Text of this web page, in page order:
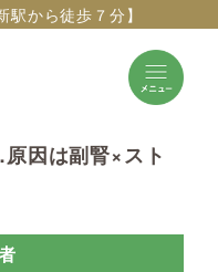
から徒歩７分】
因は副腎×スト